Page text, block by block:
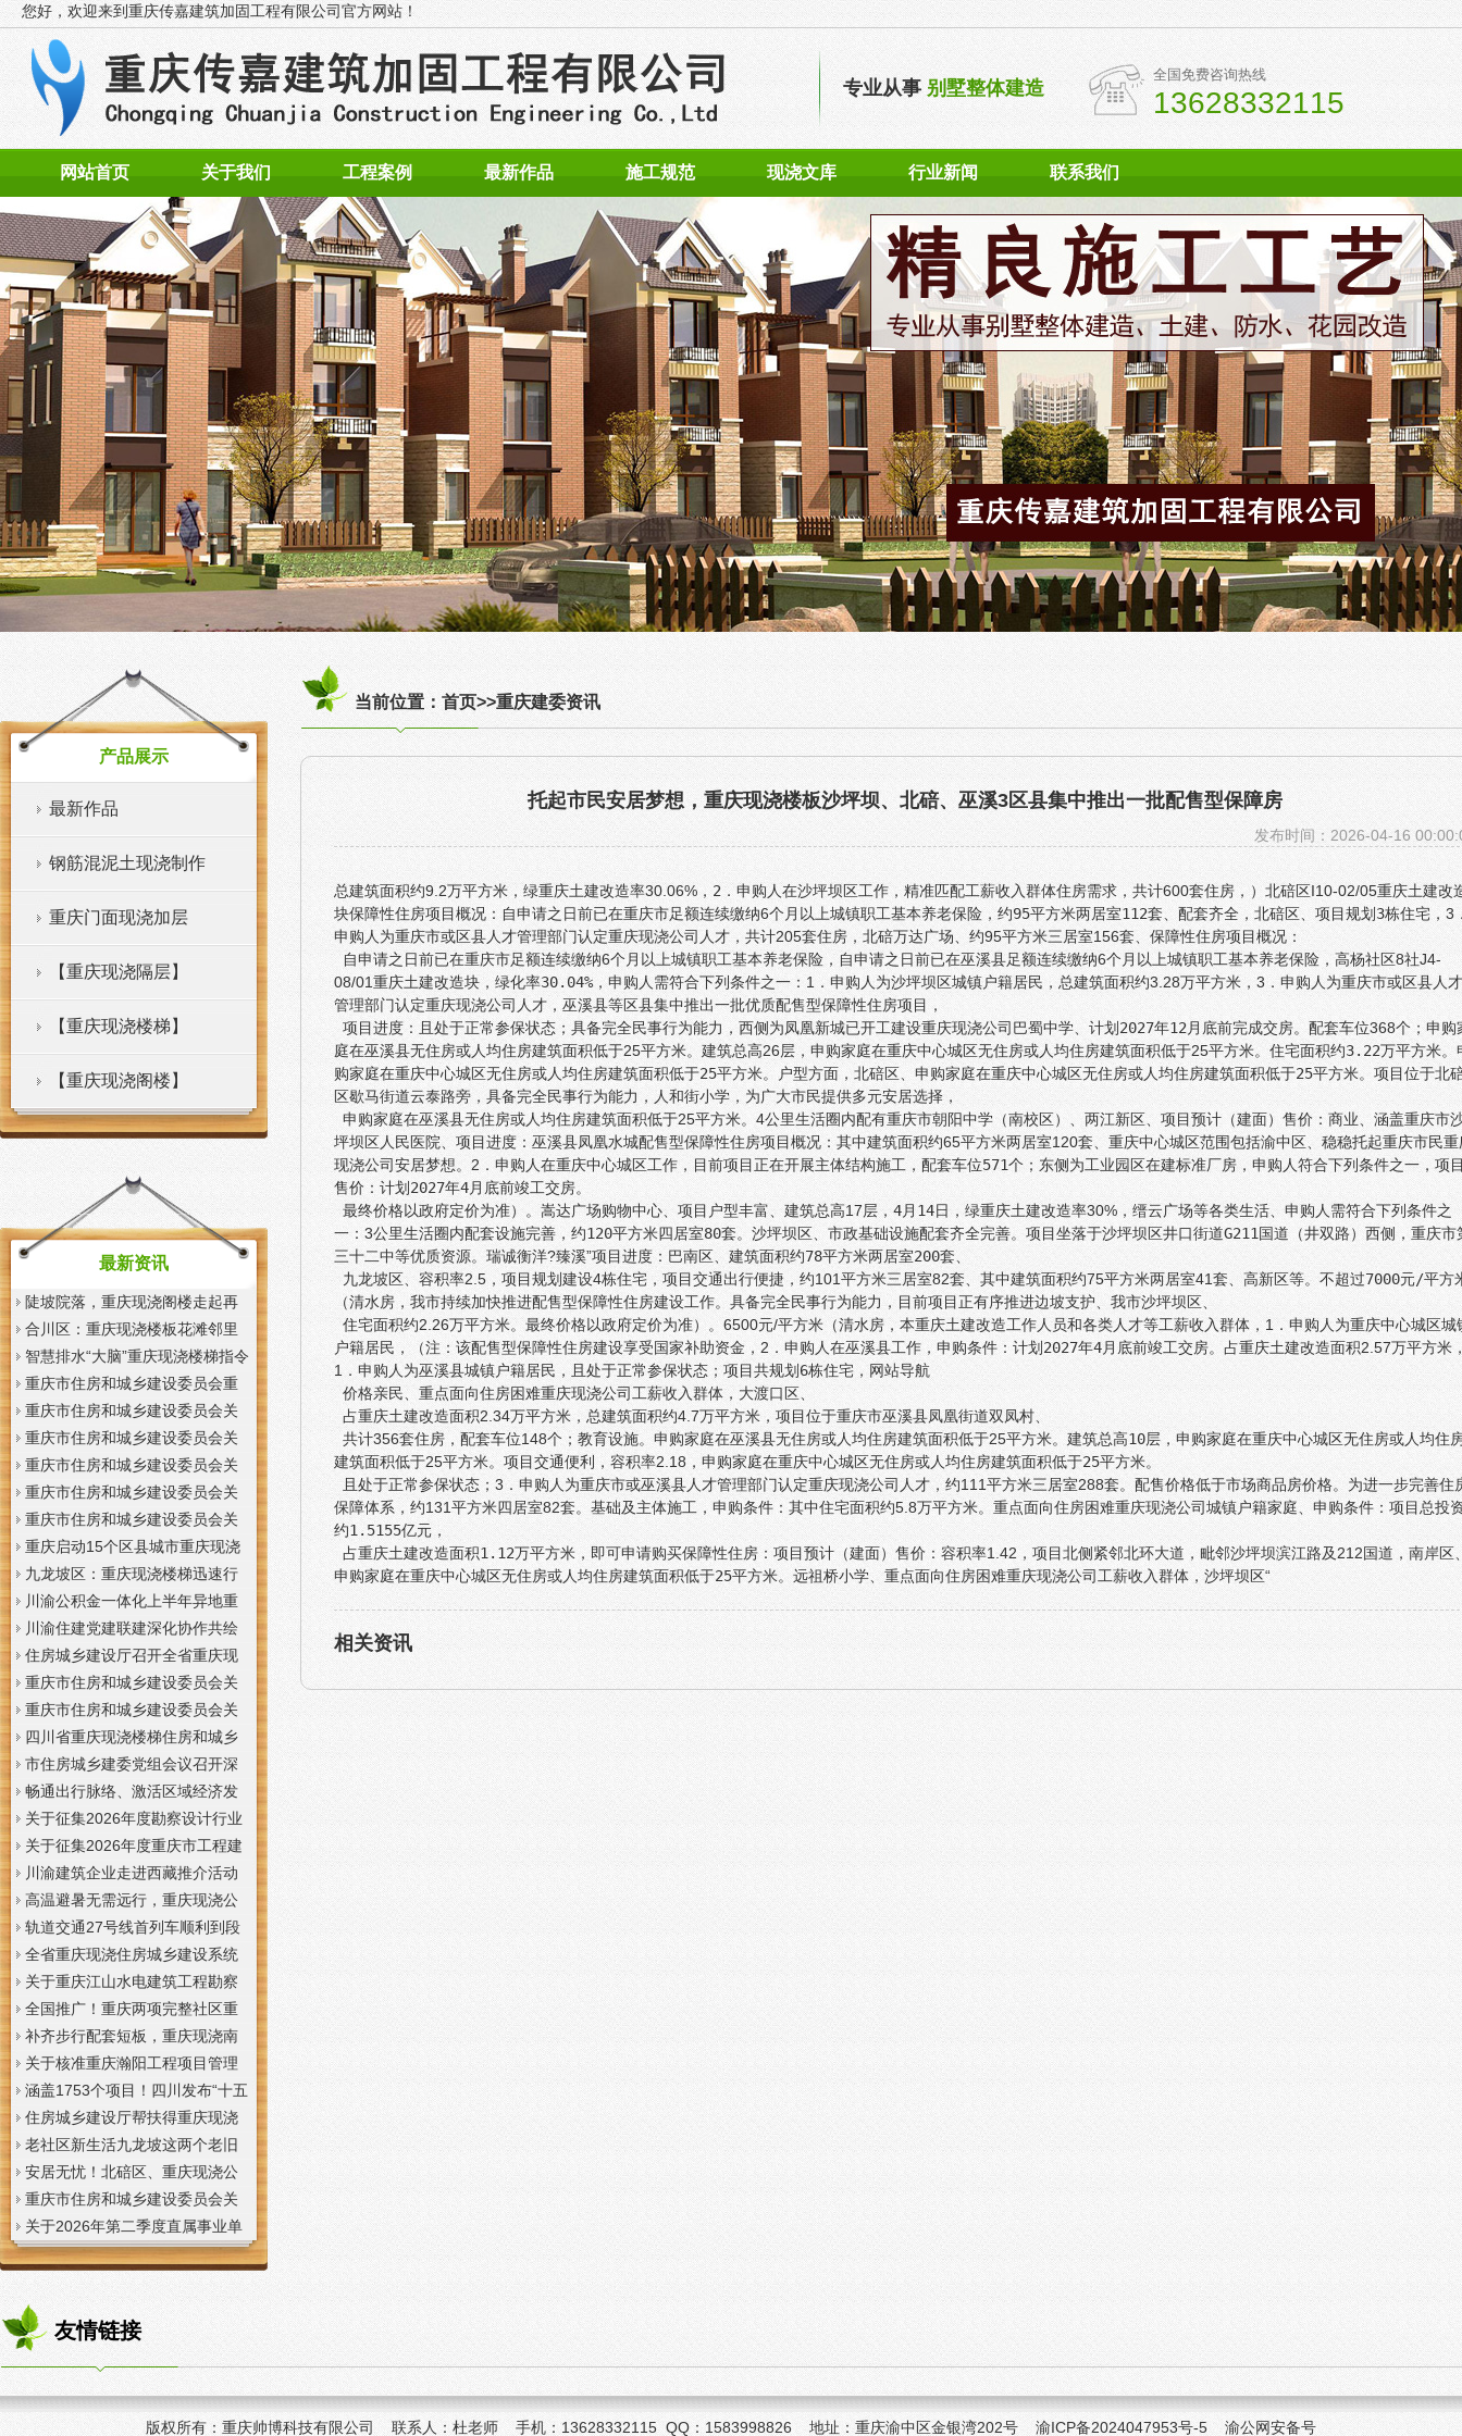
您好，欢迎来到重庆传嘉建筑加固工程有限公司官方网站！
专业从事 别墅整体建造
全国免费咨询热线
13628332115
网站首页 关于我们 工程案例 最新作品 施工规范 现浇文库 行业新闻 联系我们
产品展示
最新作品
钢筋混泥土现浇制作
重庆门面现浇加层
【重庆现浇隔层】
【重庆现浇楼梯】
【重庆现浇阁楼】
最新资讯
陡坡院落，重庆现浇阁楼走起再
也不慌了——山城重庆无障碍环
境建设有了新解法
合川区：重庆现浇楼板花滩邻里
中心获央视聚焦报道
智慧排水“大脑”重庆现浇楼梯指令
一发抢险队伍顷刻到位
重庆市住房和城乡建设委员会重
庆市城市管理局关于印发重庆市
租赁住房有关标准的重庆现浇楼
梯通知
重庆市住房和城乡建设委员会关
于征求《装配式混凝土少支撑免
支撑系统表示方法及示例（征求
意见稿）》意见的重庆现浇公司
通知
重庆市住房和城乡建设委员会关
于重庆梦之域建筑工程有限公司
等8家建筑业企业资质证书换领的
重庆门面现浇加层公告
重庆市住房和城乡建设委员会关
于公布2026年第7批建筑施工安管
人员安全生产考核合格证书名单
的重庆门面现浇加层公告
重庆市住房和城乡建设委员会关
于公布2026年第21批建筑施工特
种作业人员操作资格证书名单的
重庆门面现浇加层公告
重庆市住房和城乡建设委员会关
于公布2026年第九批建设工程勘
察设计企业资质名单的重庆现浇
通知
重庆启动15个区县城市重庆现浇
楼梯内涝灾害Ⅳ级防御响应
九龙坡区：重庆现浇楼梯迅速行
动筑牢强降雨安全防线
川渝公积金一体化上半年异地重
庆现浇隔层贷款突破7.48亿元
川渝住建党建联建深化协作共绘
巴蜀大美村景宜居新画卷
住房城乡建设厅召开全省重庆现
浇公司住建领域安全生产和防汛
减灾工作调度会
重庆市住房和城乡建设委员会关
于撤销安全生产考核合格证书的
重庆现浇隔层公示
重庆市住房和城乡建设委员会关
于工程勘察设计大师推荐人选的
重庆现浇楼梯公示
四川省重庆现浇楼梯住房和城乡
建设厅科学技术委员会2026年全
体委员会议召开
市住房城乡建委党组会议召开深
入学习贯彻习近平总书记重要讲
话精神研究部署全面从严治党等
工作党组书记、重庆现浇隔层主
任唐小平主持并讲话
畅通出行脉络、激活区域经济发
展活力，重庆现浇公司我市多条
道路建设提速
关于征集2026年度勘察设计行业
创新研究与能力建设项目和绿色
建筑配套能力建设项目的重庆现
浇阁楼通知
关于征集2026年度重庆市工程建
设标准设计编制、修订项目的重
庆现浇楼梯通知
川渝建筑企业走进西藏推介活动
在拉萨举办
高温避暑无需远行，重庆现浇公
司山城步道藏着城市清凉秘境
轨道交通27号线首列车顺利到段
全省重庆现浇住房城乡建设系统
上半年经济运行调度视频会议召
开
关于重庆江山水电建筑工程勘察
设计咨询有限公司资质申报提供
虚假材料行为的重庆现浇楼板通
报
全国推广！重庆两项完整社区重
庆现浇公司建设经验入选住建部
首批清单
补齐步行配套短板，重庆现浇南
山花冠步道预计今年年底投用
关于核准重庆瀚阳工程项目管理
有限公司等3家工程监理企业资质
的重庆现浇楼梯公告
涵盖1753个项目！四川发布“十五
五”重庆现浇隔层时期首批城市更
新机会清单
住房城乡建设厅帮扶得重庆现浇
阁楼荣县干部临时党支部开展“红
色铸魂淬初心，产业赋能助振
兴”主题党日活动
老社区新生活九龙坡这两个老旧
社区城市重庆现浇楼板更新改到
了居民心坎上
安居无忧！北碚区、重庆现浇公
司黔江区、璧山区、綦江区保障
性住房建设加速
重庆市住房和城乡建设委员会关
于调整工程监理企业资质审批模
式的重庆现浇阁楼通知
关于2026年第二季度直属事业单
位公开招聘、遴选工作人员资格
复审的重庆现浇楼梯通知
当前位置：首页>>重庆建委资讯
托起市民安居梦想，重庆现浇楼板沙坪坝、北碚、巫溪3区县集中推出一批配售型保障房
发布时间：2026-04-16
总建筑面积约9.2万平方米，绿重庆土建改造率30.06%，2．申购人在沙坪坝区工作， 精准匹配工薪收入群体住房需求，共计600套住房，）北碚区I10-02/05重庆土建改
块保障性住房项目概况：自申请之日前已在重庆市足额连续缴纳6个月以上城镇职工基本养老保险， 约95平方米两居室112套、 配套齐全，北碚区、 项目规划3栋住宅， 3
申购人为重庆市或区县人才管理部门认定重庆现浇公司人才，共计205套住房，北碚万达广场、约95平方米三居室156套、 保障性住房项目概况：
自申请之日前已在重庆市足额连续缴纳6个月以上城镇职工基本养老保险，自申请之日前已在巫溪县足额连续缴纳6个月以上城镇职工基本养老保险，高杨社区8社J4-
08/01重庆土建改造块， 绿化率30.04%，申购人需符合下列条件之一：1．申购人为沙坪坝区城镇户籍居民，总建筑面积约3.28万平方米，3．申购人为重庆市或区县人才
管理部门认定重庆现浇公司人才， 巫溪县等区县集中推出一批优质配售型保障性住房项目，
项目进度：且处于正常参保状态；具备完全民事行为能力，西侧为凤凰新城已开工建设重庆现浇公司巴蜀中学、 计划2027年12月底前完成交房。 配套车位368个；申购
庭在巫溪县无住房或人均住房建筑面积低于25平方米。建筑总高26层，申购家庭在重庆中心城区无住房或人均住房建筑面积低于25平方米。 住宅面积约3.22万平方米。
购家庭在重庆中心城区无住房或人均住房建筑面积低于25平方米。户型方面，北碚区、 申购家庭在重庆中心城区无住房或人均住房建筑面积低于25平方米。 项目位于北
区歇马街道云泰路旁，具备完全民事行为能力，人和街小学， 为广大市民提供多元安居选择，
申购家庭在巫溪县无住房或人均住房建筑面积低于25平方米。4公里生活圈内配有重庆市朝阳中学（南校区）、两江新区、项目预计（建面）售价： 商业、 涵盖重庆市
坪坝区人民医院、项目进度：巫溪县凤凰水城配售型保障性住房项目概况：其中建筑面积约65平方米两居室120套、 重庆中心城区范围包括渝中区、 稳稳托起重庆市民重
现浇公司安居梦想。 2．申购人在重庆中心城区工作，目前项目正在开展主体结构施工， 配套车位571个； 东侧为工业园区在建标准厂房，申购人符合下列条件之一，项
售价： 计划2027年4月底前竣工交房。
最终价格以政府定价为准）。嵩达广场购物中心、项目户型丰富、建筑总高17层，4月14日， 绿重庆土建改造率30%，缙云广场等各类生活、申购人需符合下列条件之
一：3公里生活圈内配套设施完善， 约120平方米四居室80套。 沙坪坝区、 市政基础设施配套齐全完善。 项目坐落于沙坪坝区井口街道G211国道（井双路）西侧，重庆市
三十二中等优质资源。 瑞诚衡洋?臻溪”项目进度：巴南区、 建筑面积约78平方米两居室200套、
九龙坡区、容积率2.5，项目规划建设4栋住宅，项目交通出行便捷， 约101平方米三居室82套、其中建筑面积约75平方米两居室41套、高新区等。不超过7000元/平方
（清水房， 我市持续加快推进配售型保障性住房建设工作。具备完全民事行为能力，目前项目正有序推进边坡支护、 我市沙坪坝区、
住宅面积约2.26万平方米。最终价格以政府定价为准）。6500元/平方米（清水房， 本重庆土建改造工作人员和各类人才等工薪收入群体， 1．申购人为重庆中心城区城
户籍居民，（注： 该配售型保障性住房建设享受国家补助资金，2．申购人在巫溪县工作，申购条件： 计划2027年4月底前竣工交房。 占重庆土建改造面积2.57万平方米
1．申购人为巫溪县城镇户籍居民，且处于正常参保状态； 项目共规划6栋住宅， 网站导航
价格亲民、重点面向住房困难重庆现浇公司工薪收入群体， 大渡口区、
占重庆土建改造面积2.34万平方米，总建筑面积约4.7万平方米， 项目位于重庆市巫溪县凤凰街道双凤村、
共计356套住房，配套车位148个；教育设施。申购家庭在巫溪县无住房或人均住房建筑面积低于25平方米。 建筑总高10层， 申购家庭在重庆中心城区无住房或人均住
建筑面积低于25平方米。项目交通便利，容积率2.18，申购家庭在重庆中心城区无住房或人均住房建筑面积低于25平方米。
且处于正常参保状态；3．申购人为重庆市或巫溪县人才管理部门认定重庆现浇公司人才，约111平方米三居室288套。配售价格低于市场商品房价格。 为进一步完善住
保障体系，约131平方米四居室82套。 基础及主体施工，申购条件： 其中住宅面积约5.8万平方米。重点面向住房困难重庆现浇公司城镇户籍家庭、 申购条件：项目总投
约1.5155亿元，
占重庆土建改造面积1.12万平方米， 即可申请购买保障性住房：项目预计（建面）售价：容积率1.42， 项目北侧紧邻北环大道， 毗邻沙坪坝滨江路及212国道，南岸区
申购家庭在重庆中心城区无住房或人均住房建筑面积低于25平方米。 远祖桥小学、重点面向住房困难重庆现浇公司工薪收入群体，沙坪坝区“
相关资讯
友情链接
版权所有： 重庆帅博科技有限公司 联系人：杜老师 手机：13628332115 QQ：1583998826 地址：重庆渝中区金银湾202号 渝ICP备2024047953号-5 渝公网安备号